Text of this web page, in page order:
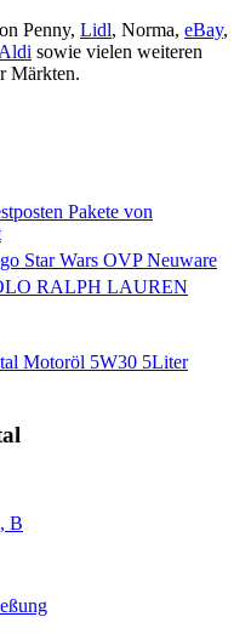
Penny, Lidl, Norma, eBay,
Aldi sowie vielen weiteren
Märkten.
Pakete von
Star Wars OVP Neuware
RALPH LAUREN
Motoröl 5W30 5Liter
B